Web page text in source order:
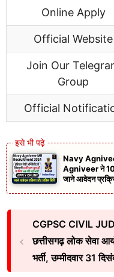
Online Apply
Official Website
Join Our
Group
Official
Navy
Agniveer ने
जाने आवेदन
CGPSC CIVIL
छत्तीसगढ़ लोक सेवा
भर्ती, उम्मीदवार 31